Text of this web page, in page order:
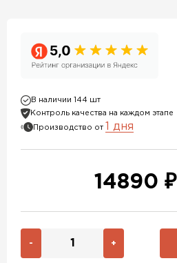
В наличии 144 шт
Контроль качества на каждом этапе
Производство от 1 дня
14890 ₽
- +